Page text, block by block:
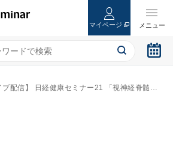
マイページ
】 日経健康セミナー21 「視神経脊髄炎」という病気をご存知ですか？